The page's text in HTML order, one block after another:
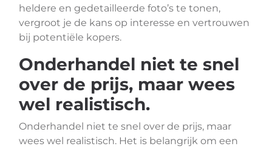
heldere en gedetailleerde foto’s te tonen,
vergroot je de kans op interesse en vertrouwen
bij potentiële kopers.
Onderhandel niet te snel
over de prijs, maar wees
wel realistisch.
Onderhandel niet te snel over de prijs, maar
wees wel realistisch. Het is belangrijk om een